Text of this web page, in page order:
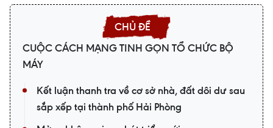
CUỘC CÁCH MẠNG TINH GỌN TỔ CHỨC BỘ
MÁY
Kết luận thanh tra về cơ sở nhà, đất dôi dư sau
sắp xếp tại thành phố Hải Phòng